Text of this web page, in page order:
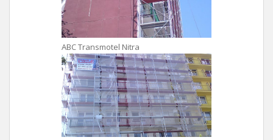
ABC Transmotel Nitra